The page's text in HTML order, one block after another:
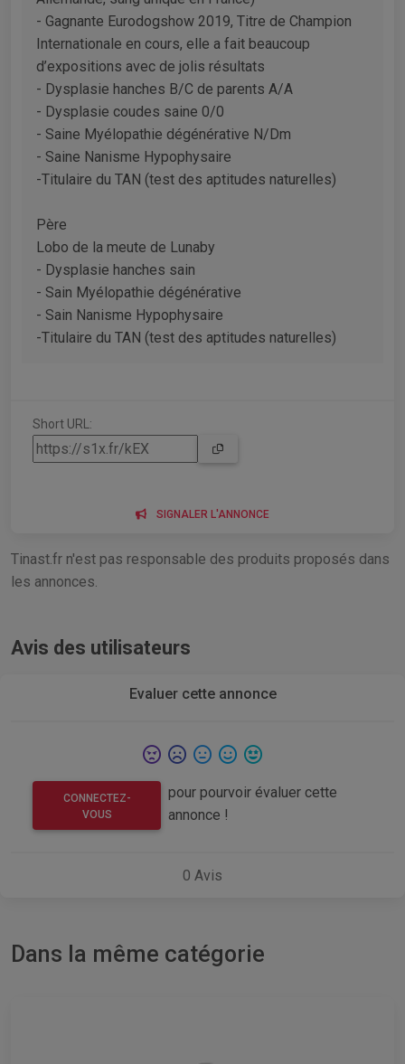
- Gagnante Eurodogshow 2019, Titre de Champion
Internationale en cours, elle a fait beaucoup
d’expositions avec de jolis résultats
- Dysplasie hanches B/C de parents A/A
- Dysplasie coudes saine 0/0
- Saine Myélopathie dégénérative N/Dm
- Saine Nanisme Hypophysaire
-Titulaire du TAN (test des aptitudes naturelles)
Père
Lobo de la meute de Lunaby
- Dysplasie hanches sain
- Sain Myélopathie dégénérative
- Sain Nanisme Hypophysaire
-Titulaire du TAN (test des aptitudes naturelles)
Short URL:
SIGNALER L'ANNONCE
Tinast.fr n'est pas responsable des produits proposés dans
les annonces.
Avis des utilisateurs
Evaluer cette annonce
CONNECTEZ-
VOUS
pour pourvoir évaluer cette
annonce !
0 Avis
Dans la même catégorie